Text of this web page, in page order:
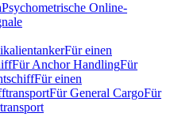
Psychometrische Online-
Für einen
Für Anchor HandlingFür
Für einen
Für General CargoFür